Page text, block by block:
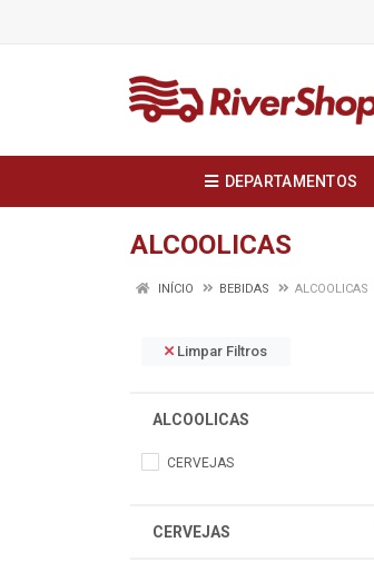
DEPARTAMENTOS
ALCOOLICAS
INÍCIO BEBIDAS ALCOOLICAS
Limpar Filtros
ALCOOLICAS
CERVEJAS
CERVEJAS